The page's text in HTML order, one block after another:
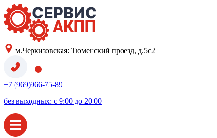
м.Черкизовская: Тюменский проезд, д.5с2
+7 (969)966-75-89
без выходных: с 9:00 до 20:00